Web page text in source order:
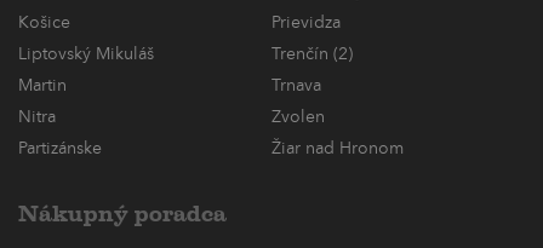
Košice
Prievidza
Liptovský Mikuláš
Trenčín (2)
Martin
Trnava
Nitra
Zvolen
Partizánske
Žiar nad Hronom
Nákupný poradca